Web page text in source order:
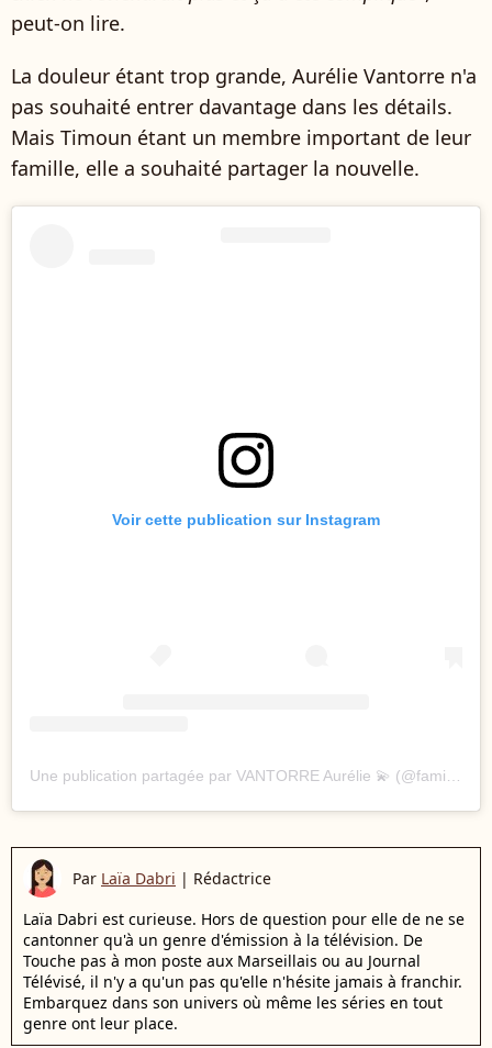
peut-on lire.
La douleur étant trop grande, Aurélie Vantorre n'a
pas souhaité entrer davantage dans les détails.
Mais Timoun étant un membre important de leur
famille, elle a souhaité partager la nouvelle.
Voir cette publication sur Instagram
Par Laïa Dabri | Rédactrice
Laïa Dabri est curieuse. Hors de question pour elle de ne se
cantonner qu'à un genre d'émission à la télévision. De
Touche pas à mon poste aux Marseillais ou au Journal
Télévisé, il n'y a qu'un pas qu'elle n'hésite jamais à franchir.
Embarquez dans son univers où même les séries en tout
genre ont leur place.